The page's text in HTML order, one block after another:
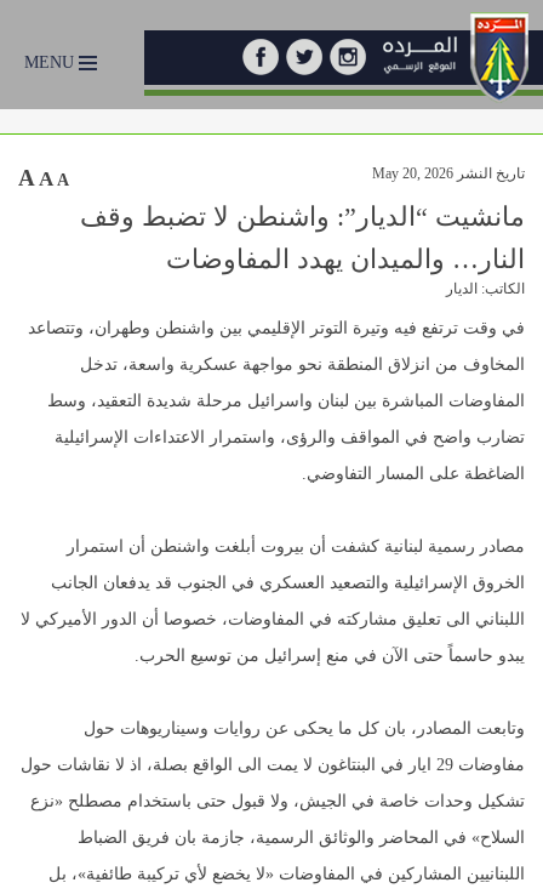
MENU
تاريخ النشر May 20, 2026 A A A
مانشيت “الديار”: واشنطن لا تضبط وقف
النار… والميدان يهدد المفاوضات
الكاتب: الديار
في وقت ترتفع فيه وتيرة التوتر الإقليمي بين واشنطن وطهران، وتتصاعد
المخاوف من انزلاق المنطقة نحو مواجهة عسكرية واسعة، تدخل
المفاوضات المباشرة بين لبنان واسرائيل مرحلة شديدة التعقيد، وسط
تضارب واضح في المواقف والرؤى، واستمرار الاعتداءات الإسرائيلية
الضاغطة على المسار التفاوضي.
مصادر رسمية لبنانية كشفت أن بيروت أبلغت واشنطن أن استمرار
الخروق الإسرائيلية والتصعيد العسكري في الجنوب قد يدفعان الجانب
اللبناني الى تعليق مشاركته في المفاوضات، خصوصا أن الدور الأميركي لا
يبدو حاسماً حتى الآن في منع إسرائيل من توسيع الحرب.
وتابعت المصادر، بان كل ما يحكى عن روايات وسيناريوهات حول
مفاوضات 29 ايار في البنتاغون لا يمت الى الواقع بصلة، اذ لا نقاشات حول
تشكيل وحدات خاصة في الجيش، ولا قبول حتى باستخدام مصطلح «نزع
السلاح» في المحاضر والوثائق الرسمية، جازمة بان فريق الضباط
اللبنانيين المشاركين في المفاوضات «لا يخضع لأي تركيبة طائفية»، بل